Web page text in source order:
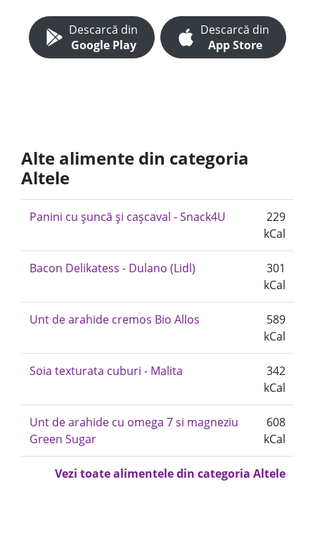
Descarcă din
Google Play
Descarcă din
App Store
Alte alimente din categoria
Altele
Panini cu șuncă și cașcaval - Snack4U
229
kCal
Bacon Delikatess - Dulano (Lidl)
301
kCal
Unt de arahide cremos Bio Allos
589
kCal
Soia texturata cuburi - Malita
342
kCal
Unt de arahide cu omega 7 si magneziu
Green Sugar
608
kCal
Vezi toate alimentele din categoria Altele